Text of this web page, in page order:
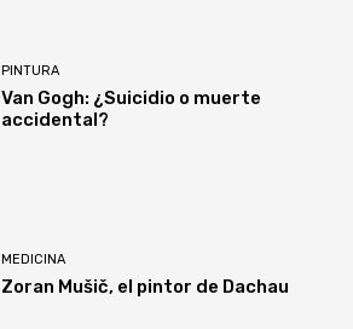
PINTURA
Van Gogh: ¿Suicidio o muerte
accidental?
MEDICINA
Zoran Mušič, el pintor de Dachau